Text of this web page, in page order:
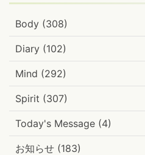
Body (308)
Diary (102)
Mind (292)
Spirit (307)
Today's Message (4)
お知らせ (183)